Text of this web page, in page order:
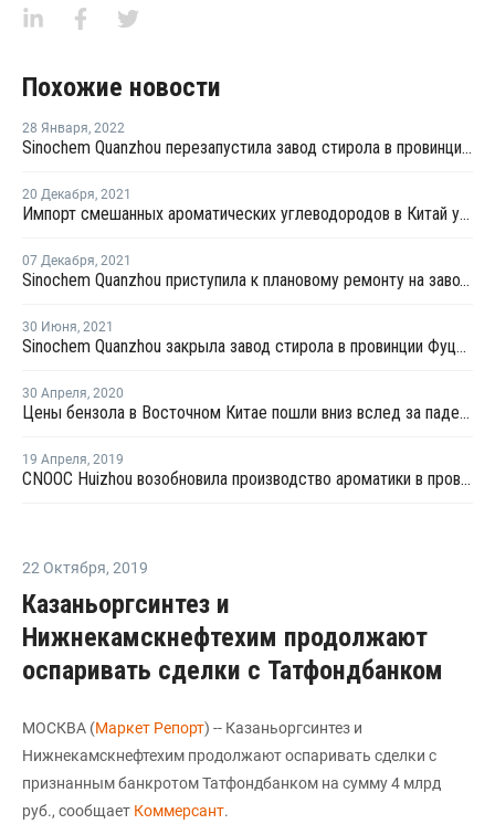
Похожие новости
28 Января, 2022
Sinochem Quanzhou перезапустила завод стирола в провинции Фуцзянь после ремонта
20 Декабря, 2021
Импорт смешанных ароматических углеводородов в Китай упал в октябре почти на 89%
07 Декабря, 2021
Sinochem Quanzhou приступила к плановому ремонту на заводе бутадиена в провинции Фуцзянь
30 Июня, 2021
Sinochem Quanzhou закрыла завод стирола в провинции Фуцзянь из-за технологического сбоя
30 Апреля, 2020
Цены бензола в Восточном Китае пошли вниз вслед за падением котировок нефти
19 Апреля, 2019
CNOOC Huizhou возобновила производство ароматики в провинции Гуандунь после ремонта
22 Октября, 2019
Казаньоргсинтез и
Нижнекамскнефтехим продолжают
оспаривать сделки с Татфондбанком
МОСКВА (Маркет Репорт) -- Казаньоргсинтез и
Нижнекамскнефтехим продолжают оспаривать сделки с
признанным банкротом Татфондбанком на сумму 4 млрд
руб., сообщает Коммерсант.